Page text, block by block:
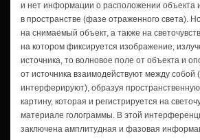
и нет информации о расположении объекта
в пространстве (фазе отраженного света).
на снимаемый объект, а также на
на котором фиксируется изображение,
источника, то волновое поле от объекта и
от источника взаимодействуют между собой
интерферируют), образуя
картину, которая и регистрируется на
материале голограммы. В этой
заключена амплитудная и фазовая